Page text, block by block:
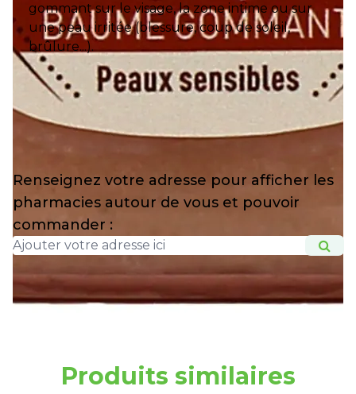
gommant sur le visage, la zone intime ou sur
une peau irritée (blessure, coup de soleil,
brûlure...).
Renseignez votre adresse pour afficher les
pharmacies autour de vous et pouvoir
commander :
Produits similaires